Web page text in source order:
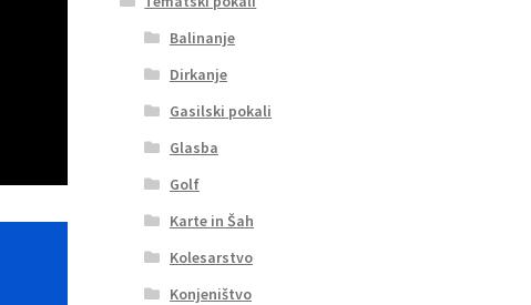
Balinanje
Dirkanje
Gasilski pokali
Glasba
Golf
Karte in Šah
Kolesarstvo
Konjeništvo